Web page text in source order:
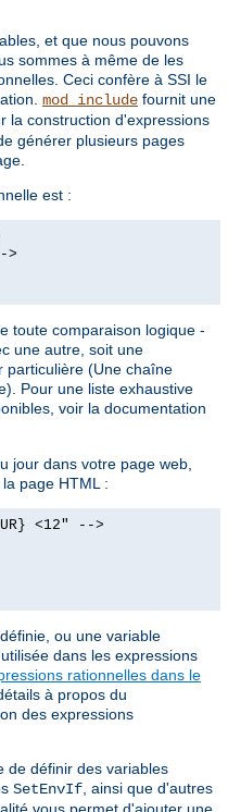
et que nous pouvons
sommes à même de les
Ceci confère à SSI le
mod_include fournit une
la construction d'expressions
générer plusieurs pages
est :
>
toute comparaison logique -
une autre, soit une
particulière (Une chaîne
Pour une liste exhaustive
voir la documentation
jour dans votre page web,
page HTML :
<12" -->
ou une variable
dans les expressions
rationnelles dans le
à propos du
des expressions
de définir des variables
SetEnvIf , ainsi que d'autres